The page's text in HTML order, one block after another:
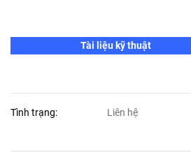
Tài liệu kỹ thuật
Tình trạng: Liên hệ